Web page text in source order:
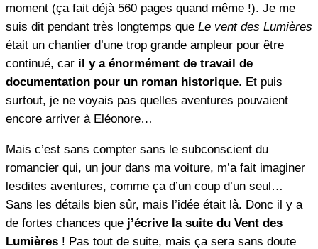
moment (ça fait déjà 560 pages quand même !). Je me
suis dit pendant très longtemps que Le vent des Lumières
était un chantier d’une trop grande ampleur pour être
continué, car il y a énormément de travail de
documentation pour un roman historique. Et puis
surtout, je ne voyais pas quelles aventures pouvaient
encore arriver à Eléonore…
Mais c’est sans compter sans le subconscient du
romancier qui, un jour dans ma voiture, m’a fait imaginer
lesdites aventures, comme ça d’un coup d’un seul…
Sans les détails bien sûr, mais l’idée était là. Donc il y a
de fortes chances que j’écrive la suite du Vent des
Lumières ! Pas tout de suite, mais ça sera sans doute